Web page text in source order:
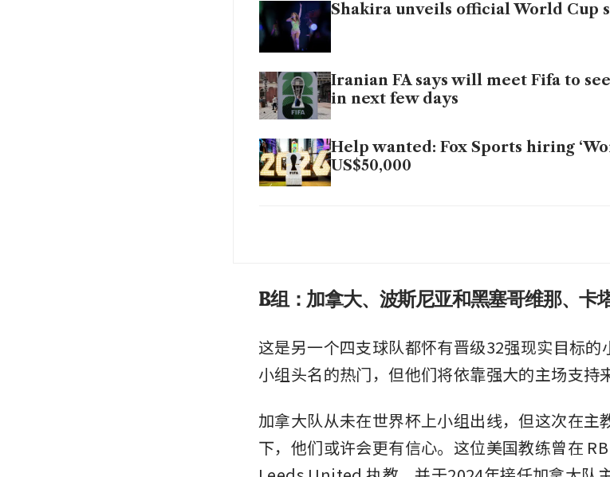
Shakira unveils official World Cup
Iranian FA says will meet Fifa to
in next few days
Help wanted: Fox Sports hiring
US$50,000
B组：加拿大、波斯尼亚和黑塞哥维那、卡
这是另一个四支球队都怀有晋级32强现实目标
小组头名的热门，但他们将依靠强大的主场支持
加拿大队从未在世界杯上小组出线，但这次在主
下，他们或许会更有信心。这位美国教练曾在